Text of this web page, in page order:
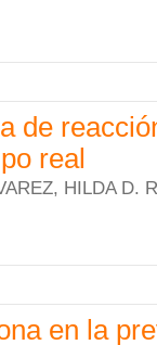
de
real
HILDA D.
en la